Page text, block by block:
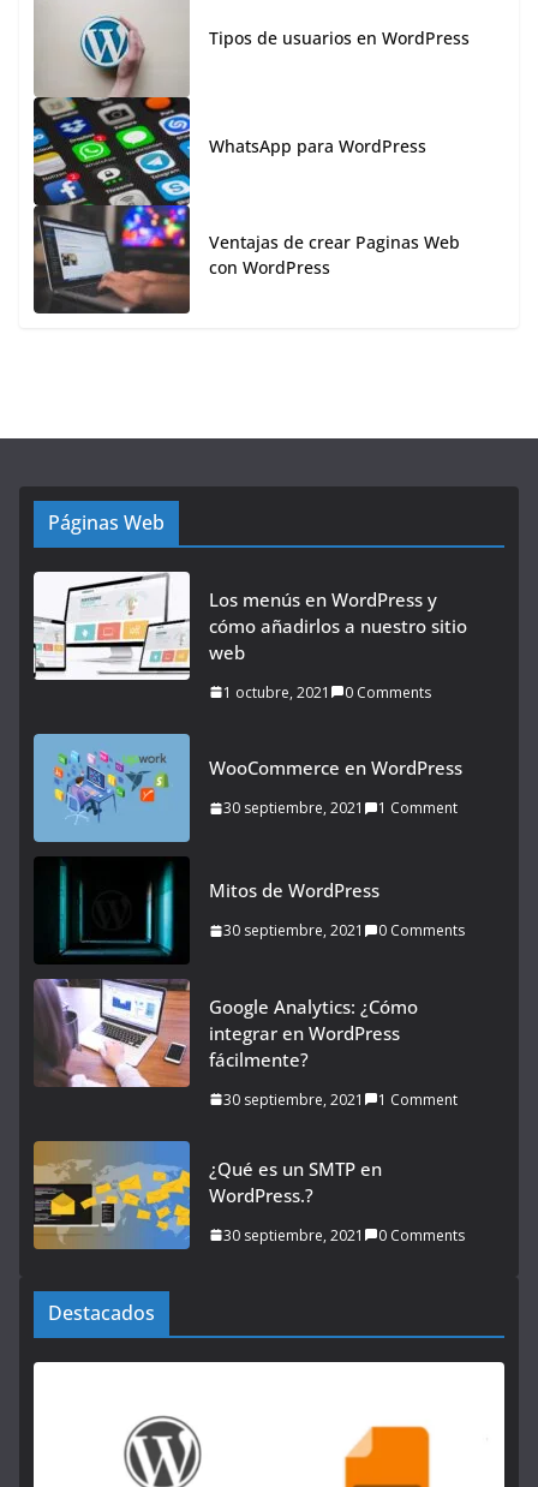
Tipos de usuarios en WordPress
WhatsApp para WordPress
Ventajas de crear Paginas Web
con WordPress
Páginas Web
Los menús en WordPress y
cómo añadirlos a nuestro sitio
web
1 octubre, 2021 0 Comments
WooCommerce en WordPress
30 septiembre, 2021 1 Comment
Mitos de WordPress
30 septiembre, 2021 0 Comments
Google Analytics: ¿Cómo
integrar en WordPress
fácilmente?
30 septiembre, 2021 1 Comment
¿Qué es un SMTP en
WordPress.?
30 septiembre, 2021 0 Comments
Destacados